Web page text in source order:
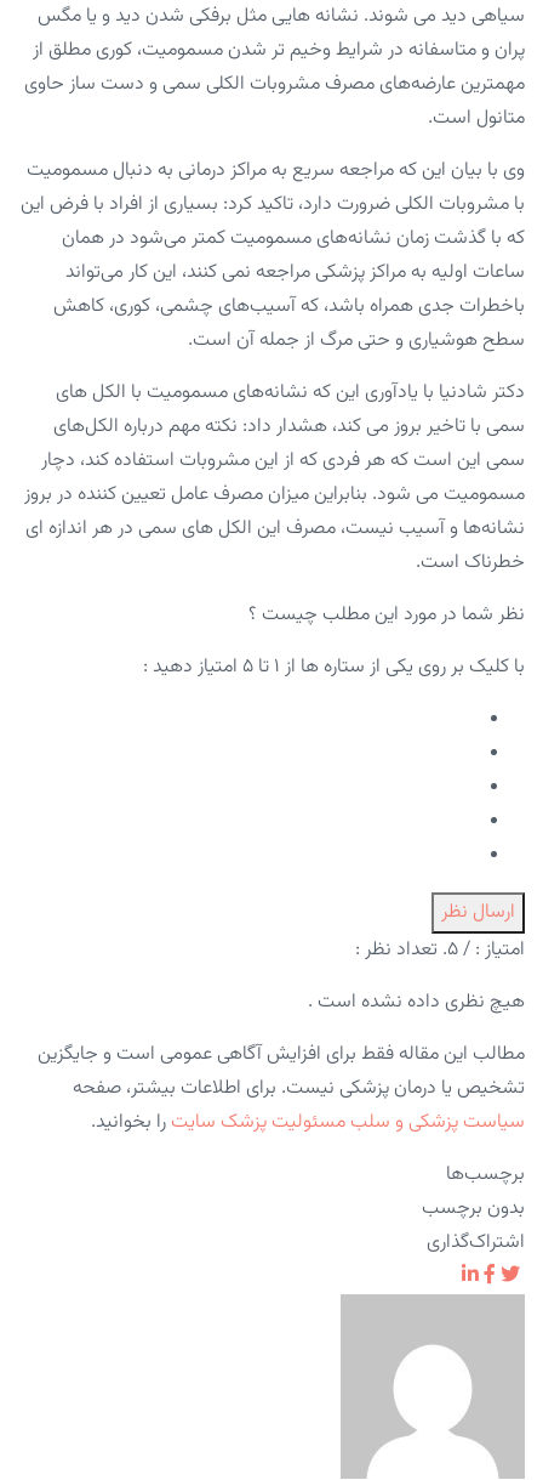
سیاهی دید می شوند. نشانه هایی مثل برفکی شدن دید و یا مگس
پران و متاسفانه در شرایط وخیم تر شدن مسمومیت، کوری مطلق از
مهمترین عارضه‌های مصرف مشروبات الکلی سمی و دست ساز حاوی
متانول است.
وی با بیان این که مراجعه سریع به مراکز درمانی به دنبال مسمومیت
با مشروبات الکلی ضرورت دارد، تاکید کرد: بسیاری از افراد با فرض این
که با گذشت زمان نشانه‌های مسمومیت کمتر می‌شود در همان
ساعات اولیه به مراکز پزشکی مراجعه نمی کنند، این کار می‌تواند
باخطرات جدی همراه باشد، که آسیب‌های چشمی، کوری، کاهش
سطح هوشیاری و حتی مرگ از جمله آن است.
دکتر شادنیا با یادآوری این که نشانه‌های مسمومیت با الکل های
سمی با تاخیر بروز می کند، هشدار داد: نکته مهم درباره الکل‌های
سمی این است که هر فردی که از این مشروبات استفاده کند، دچار
مسمومیت می شود. بنابراین میزان مصرف عامل تعیین کننده در بروز
نشانه‌ها و آسیب نیست، مصرف این الکل های سمی در هر اندازه ای
خطرناک است.
نظر شما در مورد این مطلب چیست ؟
با کلیک بر روی یکی از ستاره ها از ۱ تا ۵ امتیاز دهید :
ارسال نظر
امتیاز : / ۵. تعداد نظر :
هیچ نظری داده نشده است .
مطالب این مقاله فقط برای افزایش آگاهی عمومی است و جایگزین
تشخیص یا درمان پزشکی نیست. برای اطلاعات بیشتر، صفحه
سیاست پزشکی و سلب مسئولیت پزشک سایت را بخوانید.
برچسب‌ها
بدون برچسب
اشتراک‌گذاری